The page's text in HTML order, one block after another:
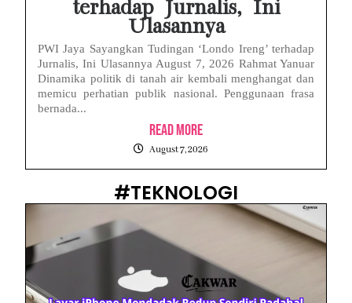
terhadap Jurnalis, Ini
Ulasannya
PWI Jaya Sayangkan Tudingan ‘Londo Ireng’ terhadap
Jurnalis, Ini Ulasannya August 7, 2026 Rahmat Yanuar
Dinamika politik di tanah air kembali menghangat dan
memicu perhatian publik nasional. Penggunaan frasa
bernada...
Read More
August 7, 2026
#TEKNOLOGI